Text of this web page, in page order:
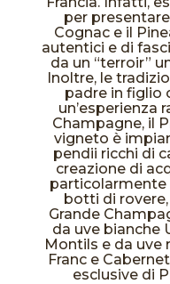
per
Cognac e il
autentici e di
da un “terroir”
Inoltre, le
padre in figlio
un’esperienza
Champagne, il
vigneto è
pendii ricchi di
creazione di
particolarmente
botti di
Grande
da uve bianche
Montils e da uve
Franc e
esclusive di